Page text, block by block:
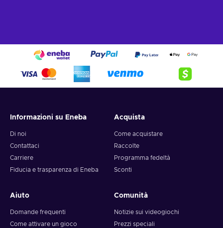
Informazioni su Eneba
Di noi
Contattaci
Carriere
Fiducia e trasparenza di Eneba
Acquista
Come acquistare
Raccolte
Programma fedeltà
Sconti
Aiuto
Domande frequenti
Come attivare un gioco
Comunità
Notizie sui videogiochi
Prezzi speciali